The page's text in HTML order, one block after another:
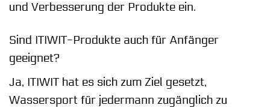
und Verbesserung der Produkte ein.
Sind ITIWIT-Produkte auch für Anfänger
geeignet?
Ja, ITIWIT hat es sich zum Ziel gesetzt,
Wassersport für jedermann zugänglich zu